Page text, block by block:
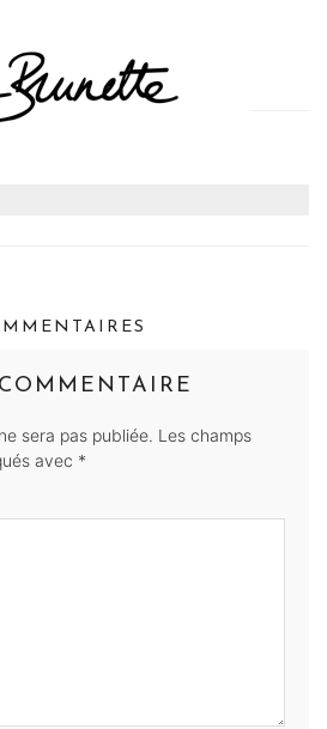
sera pas publiée. Les champs
avec *